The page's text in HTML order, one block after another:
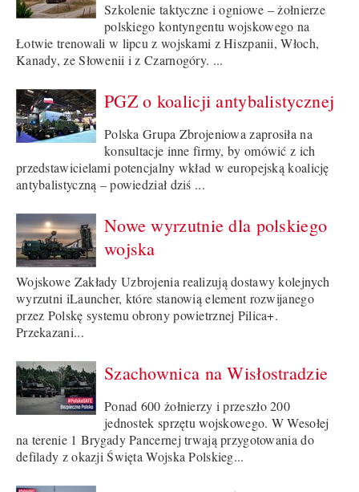
Szkolenie taktyczne i ogniowe – żołnierze
polskiego kontyngentu wojskowego na
Łotwie trenowali w lipcu z wojskami z Hiszpanii, Włoch,
Kanady, ze Słowenii i z Czarnogóry. ...
PGZ o koalicji antybalistycznej
Polska Grupa Zbrojeniowa zaprosiła na
konsultacje inne firmy, by omówić z ich
przedstawicielami potencjalny wkład w europejską koalicję
antybalistyczną – powiedział dziś ...
Nowe wyrzutnie dla polskiego
wojska
Wojskowe Zakłady Uzbrojenia realizują dostawy kolejnych
wyrzutni iLauncher, które stanowią element rozwijanego
przez Polskę systemu obrony powietrznej Pilica+.
Przekazani...
Szachownica na Wisłostradzie
Ponad 600 żołnierzy i przeszło 200
jednostek sprzętu wojskowego. W Wesołej
na terenie 1 Brygady Pancernej trwają przygotowania do
defilady z okazji Święta Wojska Polskieg...